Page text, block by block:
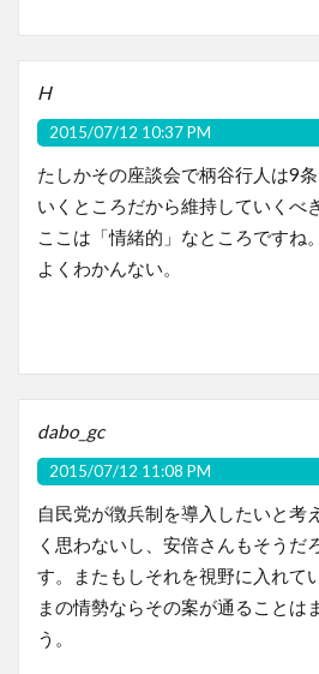
H
2015/07/12 10:37 PM
たしかその座談会で柄谷行人は9
いくところだから維持していくべ
ここは「情緒的」なところですね。
よくわかんない。
dabo_gc
2015/07/12 11:08 PM
自民党が徴兵制を導入したいと考
く思わないし、安倍さんもそうだ
す。またもしそれを視野に入れて
まの情勢ならその案が通ることは
う。